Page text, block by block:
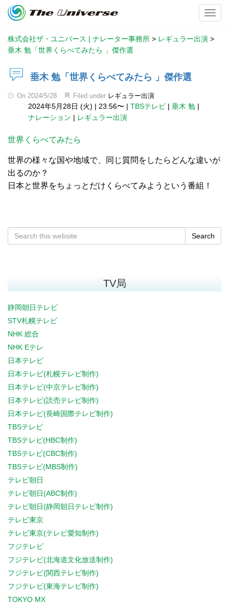
株式会社ザ・ユニバース | ナレーター事務所 > レギュラー出演 >
垂木 勉「世界くらべてみたら 」傑作選
垂木 勉「世界くらべてみたら 」傑作選
On 2024/5/28 Filed under レギュラー出演
2024年5月28日 (火) | 23:56〜 | TBSテレビ | 垂木 勉 |
ナレーション | レギュラー出演
世界くらべてみたら
世界の様々な国や地域で、同じ質問をしたらどんな違いが
出るのか？
日本と世界をちょっとだけくらべてみようという番組！
Search
TV局
静岡朝日テレビ
STV札幌テレビ
NHK 総合
NHK Eテレ
日本テレビ
日本テレビ(札幌テレビ制作)
日本テレビ(中京テレビ制作)
日本テレビ(読売テレビ制作)
日本テレビ(長崎国際テレビ制作)
TBSテレビ
TBSテレビ(HBC制作)
TBSテレビ(CBC制作)
TBSテレビ(MBS制作)
テレビ朝日
テレビ朝日(ABC制作)
テレビ朝日(静岡朝日テレビ制作)
テレビ東京
テレビ東京(テレビ愛知制作)
フジテレビ
フジテレビ(北海道文化放送制作)
フジテレビ(関西テレビ制作)
フジテレビ(東海テレビ制作)
TOKYO MX